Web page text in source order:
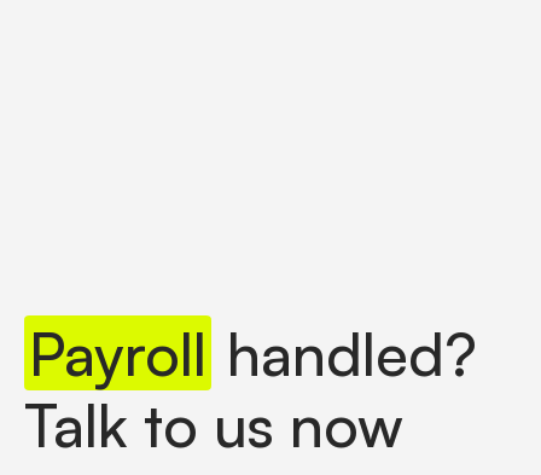
Payroll handled?
Talk to us now